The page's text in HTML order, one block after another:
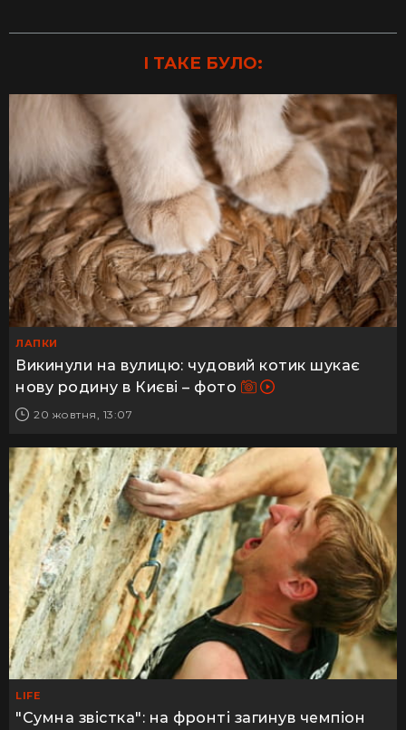
І ТАКЕ БУЛО:
ЛАПКИ
Викинули на вулицю: чудовий котик шукає
нову родину в Києві – фото
20 жовтня, 13:07
LIFE
"Сумна звістка": на фронті загинув чемпіон